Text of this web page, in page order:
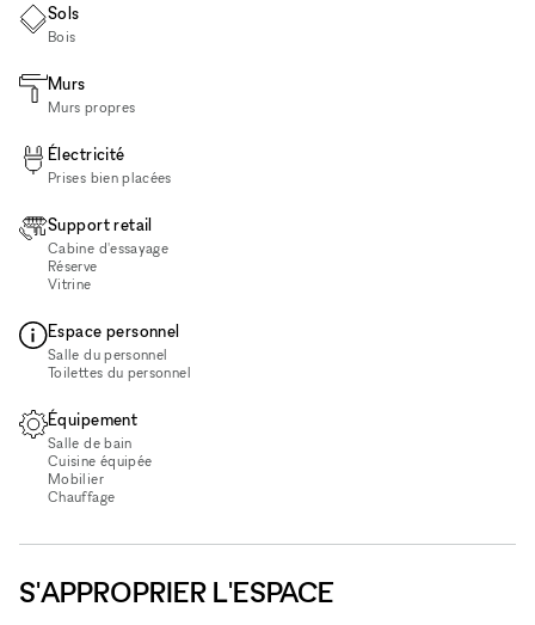
Sols
Bois
Murs
Murs propres
Électricité
Prises bien placées
Support retail
Cabine d'essayage
Réserve
Vitrine
Espace personnel
Salle du personnel
Toilettes du personnel
Équipement
Salle de bain
Cuisine équipée
Mobilier
Chauffage
S'APPROPRIER L'ESPACE